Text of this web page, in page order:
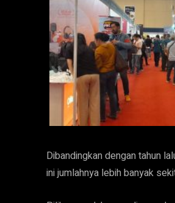
Dibandingkan dengan tahun
ini jumlahnya lebih banyak